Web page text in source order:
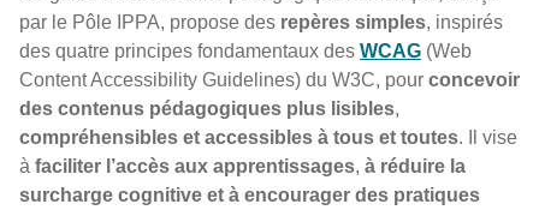
par le Pôle IPPA, propose des repères simples, inspirés
des quatre principes fondamentaux des WCAG (Web
Content Accessibility Guidelines) du W3C, pour concevoir
des contenus pédagogiques plus lisibles,
compréhensibles et accessibles à tous et toutes. Il vise
à faciliter l’accès aux apprentissages, à réduire la
surcharge cognitive et à encourager des pratiques